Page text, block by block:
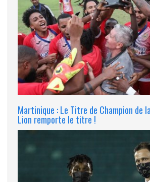
Martinique : Le Titre de Champion de
Lion remporte le titre !